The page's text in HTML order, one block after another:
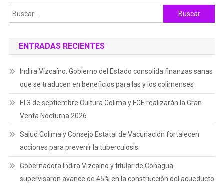
Buscar:
ENTRADAS RECIENTES
Indira Vizcaíno: Gobierno del Estado consolida finanzas sanas
que se traducen en beneficios para las y los colimenses
El 3 de septiembre Cultura Colima y FCE realizarán la Gran
Venta Nocturna 2026
Salud Colima y Consejo Estatal de Vacunación fortalecen
acciones para prevenir la tuberculosis
Gobernadora Indira Vizcaíno y titular de Conagua
supervisaron avance de 45% en la construcción del acueducto